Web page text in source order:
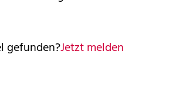
gefunden?Jetzt melden